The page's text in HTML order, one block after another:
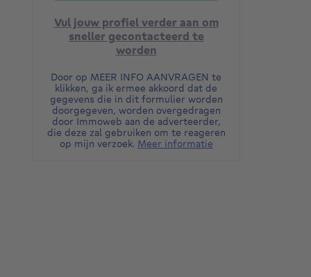
Vul jouw profiel verder aan om
sneller gecontacteerd te
worden
Door op MEER INFO AANVRAGEN te
klikken, ga ik ermee akkoord dat de
gegevens die in dit formulier worden
doorgegeven, worden overgedragen
door Immoweb aan de adverteerder,
die deze zal gebruiken om te reageren
op mijn verzoek. Meer informatie